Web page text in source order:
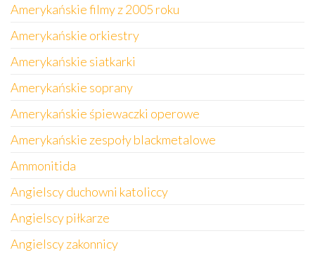
Amerykańskie filmy z 2005 roku
Amerykańskie orkiestry
Amerykańskie siatkarki
Amerykańskie soprany
Amerykańskie śpiewaczki operowe
Amerykańskie zespoły blackmetalowe
Ammonitida
Angielscy duchowni katoliccy
Angielscy piłkarze
Angielscy zakonnicy